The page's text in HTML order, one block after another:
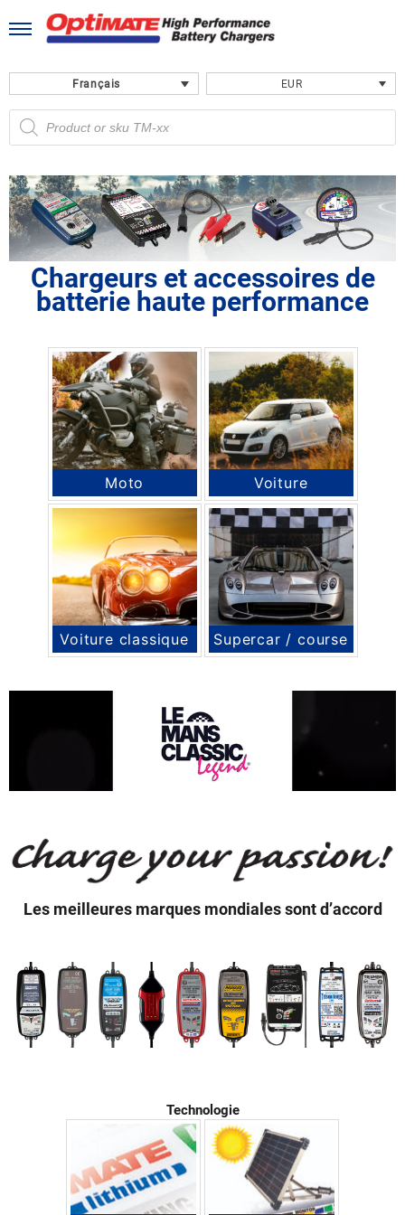
to
Français EUR
Recherche
de
produits
Chargeurs et accessoires de
batterie haute performance
Moto Voiture
Voiture classique Supercar / course
Les meilleures marques mondiales sont d’accord
Technologie